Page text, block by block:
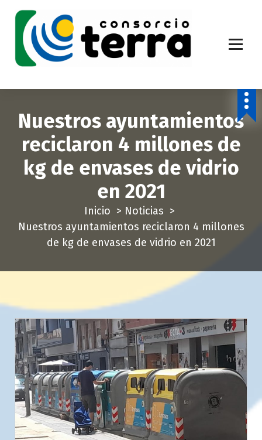
r
Nuestros ayuntamientos
reciclaron 4 millones de
kg de envases de vidrio
en 2021
Inicio > Noticias >
Nuestros ayuntamientos reciclaron 4 millones
de kg de envases de vidrio en 2021